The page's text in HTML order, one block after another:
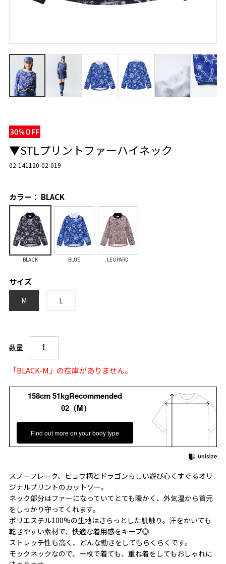
▼STLプリントファーハイネック
02-141120-02-019
カラー： BLACK
BLACK BLUE LEOPARD
サイズ
M L
数量
「BLACK-M」の在庫がありません。
158cm 51kgRecommended
02（M）
Find out more on your body type
スノーフレーク、ヒョウ柄とドラゴンらしい遊び心くすぐるオリ
ジナルプリントのカットソー。
ネック部分はファーになっていてとても暖かく、外気温から首元
をしっかり守ってくれます。
ポリエステル100%の生地はさらっとした肌触り。汗をかいても
乾きやすい素材で、快適な着用感をキープ◎
ストレッチ性も高く、どんな動きをしてもらくらくです。
モックネックなので、一枚で着ても、重ね着をしてもおしゃれに